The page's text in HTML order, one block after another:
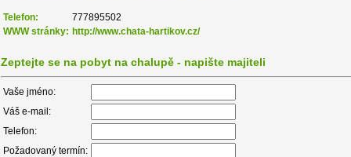
Telefon:
777895502
WWW stránky: http://www.chata-hartikov.cz/
Zeptejte se na pobyt na chalupě - napište majiteli
Vaše jméno:
Váš e-mail:
Telefon:
Požadovaný termín: